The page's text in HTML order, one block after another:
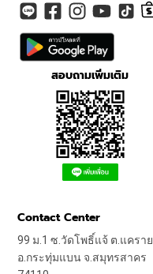
สอบถามเพิ่มเติม
Contact Center
99 ม.1 ซ.วัดโพธิ์แจ้ ต.แคราย
อ.กระทุ่มแบน จ.สมุทรสาคร